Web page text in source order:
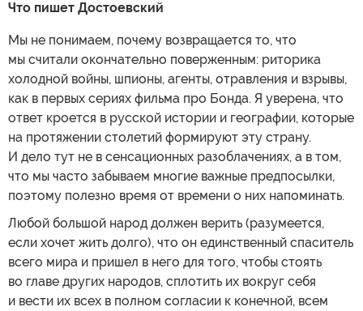
Что пишет Достоевский
Мы не понимаем, почему возвращается то, что
мы считали окончательно поверженным: риторика
холодной войны, шпионы, агенты, отравления и взрывы,
как в первых сериях фильма про Бонда. Я уверена, что
ответ кроется в русской истории и географии, которые
на протяжении столетий формируют эту страну.
И дело тут не в сенсационных разоблачениях, а в том,
что мы часто забываем многие важные предпосылки,
поэтому полезно время от времени о них напоминать.
Любой большой народ должен верить (разумеется,
если хочет жить долго), что он единственный спаситель
всего мира и пришел в него для того, чтобы стоять
во главе других народов, сплотить их вокруг себя
и вести их всех в полном согласии к конечной, всем